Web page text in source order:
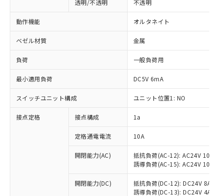
透明/不透明 不透明
動作機能 オルタネイト
ベゼル材質 金属
負荷 一般負荷用
最小適用負荷 DC5V 6mA
スイッチユニット構成 ユニット位置1: NO
接点定格 接点構成 1a
定格通電電流 10A
開閉能力(AC)
抵抗負荷(AC-12): AC24V 10A/
誘導負荷(AC-15): AC24V
開閉能力(DC)
抵抗負荷(DC-12): DC24V 8A/
誘導負荷(DC-13): DC24V 4A/
ご利用条件
対応済み：EU RoHS指令（10物質）の
非含有に対応した製品が提供可能な商品で
対応予定：EU RoHS指令（10物質）の非含
有に対応した製品に切り替える予定のある